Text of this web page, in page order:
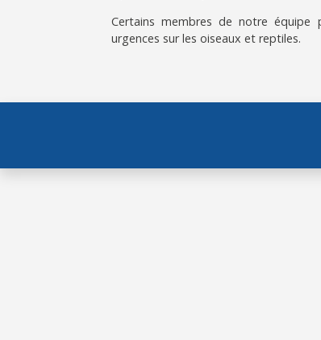
Certains membres de notre équipe
urgences sur les oiseaux et reptiles.